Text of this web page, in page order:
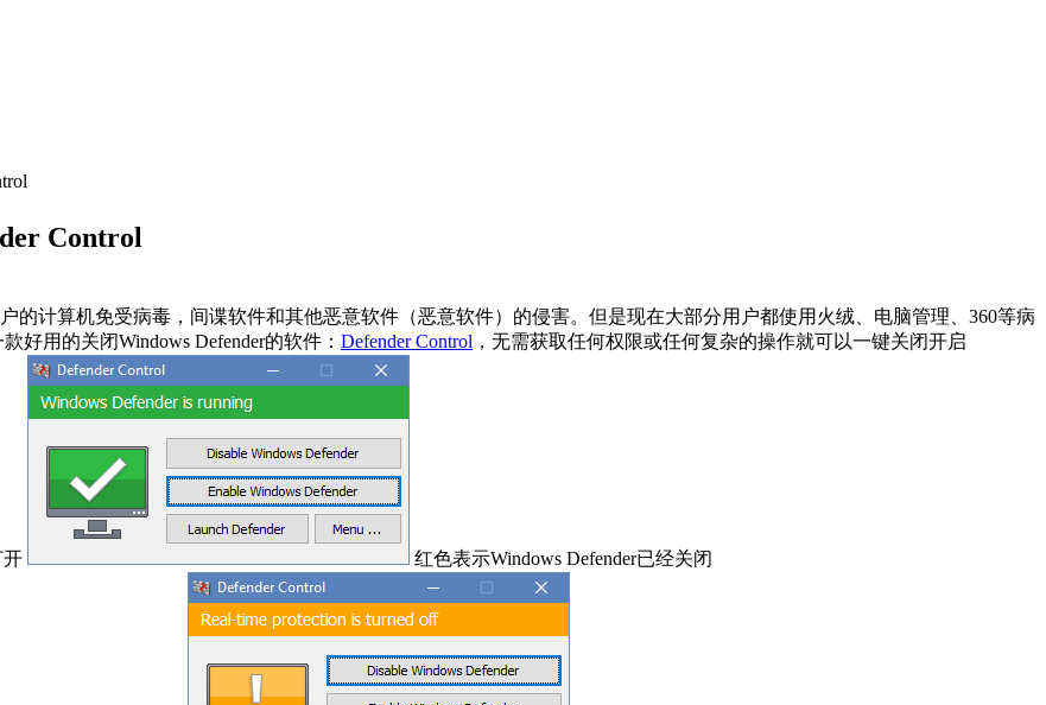
Control
的计算机免受病毒，间谍软件和其他恶意软件（恶意软件）的侵害。但是现在大部分用户都使用火绒、电脑管理、360等病
好用的关闭Windows Defender的软件： Defender Control ，无需获取任何权限或任何复杂的操作就可以一键关闭开启
开 红色表示Windows Defender已经关闭